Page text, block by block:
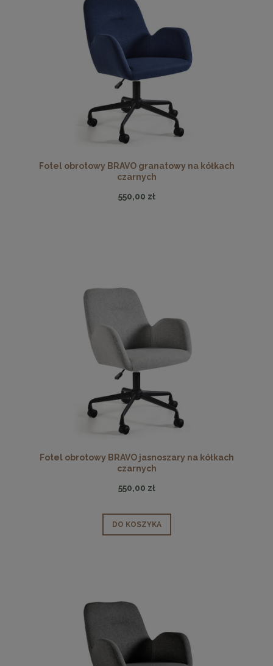
Fotel obrotowy BRAVO granatowy na kółkach
czarnych
550,00 zł
Fotel obrotowy BRAVO jasnoszary na kółkach
czarnych
550,00 zł
DO KOSZYKA